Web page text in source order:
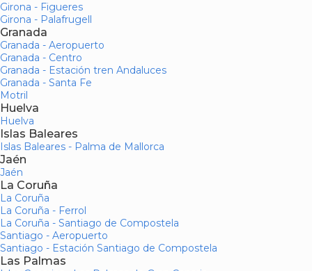
Girona - Figueres
Girona - Palafrugell
Granada
Granada - Aeropuerto
Granada - Centro
Granada - Estación tren Andaluces
Granada - Santa Fe
Motril
Huelva
Huelva
Islas Baleares
Islas Baleares - Palma de Mallorca
Jaén
Jaén
La Coruña
La Coruña
La Coruña - Ferrol
La Coruña - Santiago de Compostela
Santiago - Aeropuerto
Santiago - Estación Santiago de Compostela
Las Palmas